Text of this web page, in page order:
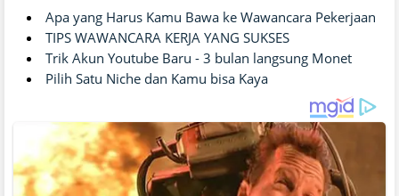
Apa yang Harus Kamu Bawa ke Wawancara Pekerjaan
TIPS WAWANCARA KERJA YANG SUKSES
Trik Akun Youtube Baru - 3 bulan langsung Monet
Pilih Satu Niche dan Kamu bisa Kaya